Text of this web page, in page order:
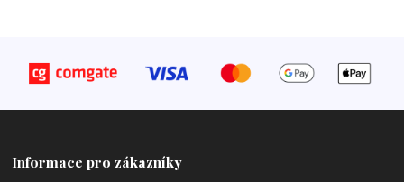
Informace pro zákazníky